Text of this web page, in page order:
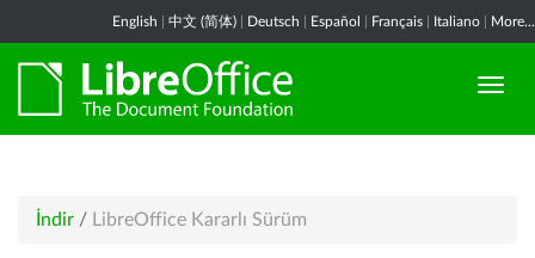
English 中文 (简体) Deutsch Español Français Italiano More...
İndir / LibreOffice Kararlı Sürüm